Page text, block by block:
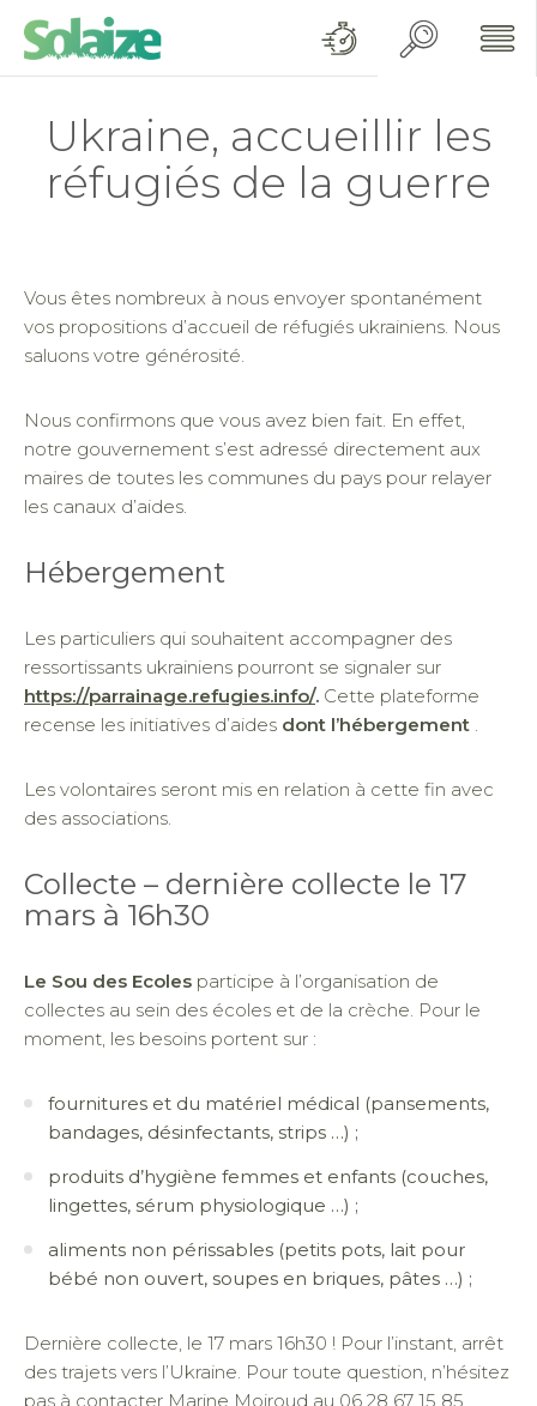
Ukraine, accueillir les
réfugiés de la guerre
Vous êtes nombreux à nous envoyer spontanément
vos propositions d’accueil de réfugiés ukrainiens. Nous
saluons votre générosité.
Nous confirmons que vous avez bien fait. En effet,
notre gouvernement s’est adressé directement aux
maires de toutes les communes du pays pour relayer
les canaux d’aides.
Hébergement
Les particuliers qui souhaitent accompagner des
ressortissants ukrainiens pourront se signaler sur
https://parrainage.refugies.info/. Cette plateforme
recense les initiatives d’aides dont l’hébergement .
Les volontaires seront mis en relation à cette fin avec
des associations.
Collecte – dernière collecte le 17
mars à 16h30
Le Sou des Ecoles participe à l’organisation de
collectes au sein des écoles et de la crèche. Pour le
moment, les besoins portent sur :
fournitures et du matériel médical (pansements,
bandages, désinfectants, strips …) ;
produits d’hygiène femmes et enfants (couches,
lingettes, sérum physiologique …) ;
aliments non périssables (petits pots, lait pour
bébé non ouvert, soupes en briques, pâtes …) ;
Dernière collecte, le 17 mars 16h30 ! Pour l’instant, arrêt
des trajets vers l’Ukraine. Pour toute question, n’hésitez
pas à contacter Marine Moiroud au 06 28 67 15 85